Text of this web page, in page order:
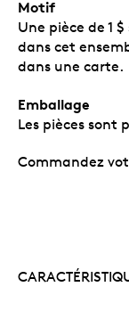
Motif
Une pièce de 1
dans cet
dans une carte.
Emballage
Les pièces sont
Commandez